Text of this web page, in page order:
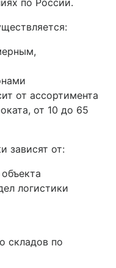
по России.
от ассортимента
от 10 до 65
зависят от:
логистики
складов по